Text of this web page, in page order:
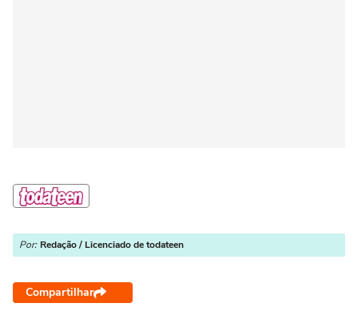
Por: Redação / Licenciado de todateen
Compartilhar